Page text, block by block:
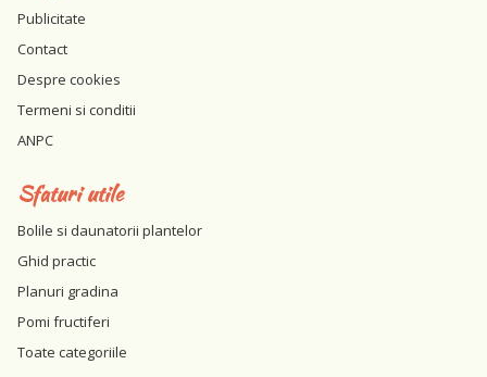
Publicitate
Contact
Despre cookies
Termeni si conditii
ANPC
Sfaturi utile
Bolile si daunatorii plantelor
Ghid practic
Planuri gradina
Pomi fructiferi
Toate categoriile